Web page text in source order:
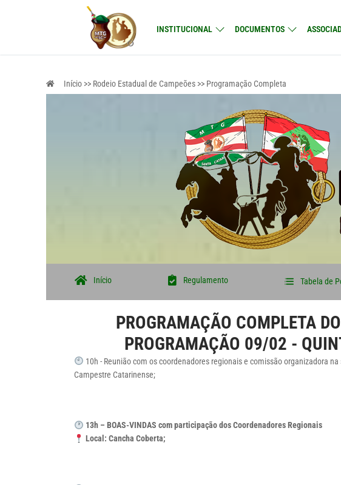
INSTITUCIONAL DOCUMENTOS
Início >> Rodeio Estadual de Campeões >> Programação Completa
Início Regulamento Tabela de
PROGRAMAÇÃO COMPLETA
PROGRAMAÇÃO 09/02 -
10h - Reunião com os coordenadores regionais e comissão organizadora na
Campestre Catarinense;
13h – BOAS-VINDAS com participação dos Coordenadores Regionais
Local: Cancha Coberta;